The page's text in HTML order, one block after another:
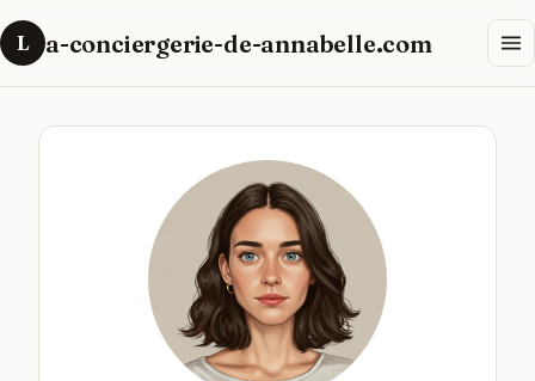
L a-conciergerie-de-annabelle.com